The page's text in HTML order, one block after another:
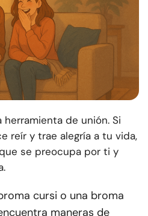
de unión. Si
reír y trae alegría a tu vida,
se preocupa por ti y
cursi o una broma
maneras de